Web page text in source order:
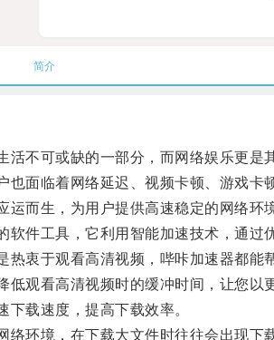
简介
不可或缺的一部分，而网络娱乐更是
面临着网络延迟、视频卡顿、游戏卡
而生，为用户提供高速稳定的网络环
件工具，它利用智能加速技术，通过
衷于观看高清视频，哔咔加速器都能
观看高清视频时的缓冲时间，让您以
载速度，提高下载效率。
环境，在下载大文件时往往会出现下载